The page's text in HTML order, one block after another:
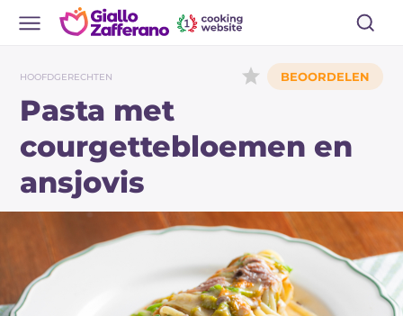
HOOFDGERECHTEN
Pasta met
courgettebloemen en
ansjovis